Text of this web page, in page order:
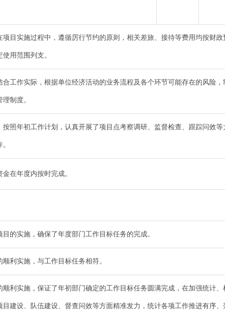
项目实施过程中，遵循厉行节约的原则，相关差旅、接待等费用均按财政
使用范围列支。
合工作实际，根据单位经济活动的业务流程及各个环节可能存在的风险，
理制度。
按照年初工作计划，认真开展了项目点考察调研、监督检查、跟踪问效等
金在年度内按时完成。
目的实施，确保了年度部门工作目标任务的完成。
顺利实施，与工作目标任务相符。
顺利实施，保证了年初部门确定的工作目标任务圆满完成，在加强统计
目建设、队伍建设、督查问效等方面精准发力，统计各项工作推进有序